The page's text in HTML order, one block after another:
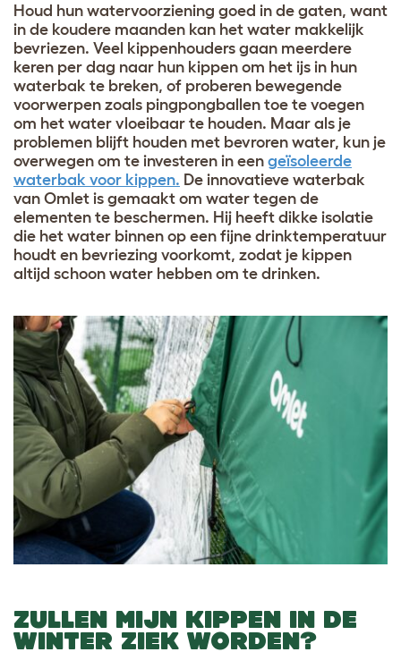
Houd hun watervoorziening goed in de gaten, want
in de koudere maanden kan het water makkelijk
bevriezen. Veel kippenhouders gaan meerdere
keren per dag naar hun kippen om het ijs in hun
waterbak te breken, of proberen bewegende
voorwerpen zoals pingpongballen toe te voegen
om het water vloeibaar te houden. Maar als je
problemen blijft houden met bevroren water, kun je
overwegen om te investeren in een geïsoleerde
waterbak voor kippen. De innovatieve waterbak
van Omlet is gemaakt om water tegen de
elementen te beschermen. Hij heeft dikke isolatie
die het water binnen op een fijne drinktemperatuur
houdt en bevriezing voorkomt, zodat je kippen
altijd schoon water hebben om te drinken.
ZULLEN MIJN KIPPEN IN DE
WINTER ZIEK WORDEN?